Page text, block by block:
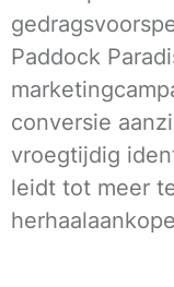
Paddock
conversie
vroegtijdig
leidt tot meer